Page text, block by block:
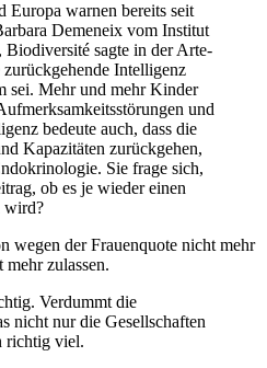
Europa warnen bereits seit
Demeneix vom Institut
sagte in der Arte-
Intelligenz
sei. Mehr und mehr Kinder
und
bedeute auch, dass die
Kapazitäten zurückgehen,
Sie frage sich,
ob es je wieder einen
wird?
wegen der Frauenquote nicht mehr
zulassen.
Verdummt die
nicht nur die Gesellschaften
richtig viel.